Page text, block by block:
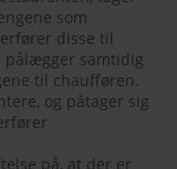
som
disse til
pålægger samtidig
til chaufføren.
og påtager sig
på, at der er